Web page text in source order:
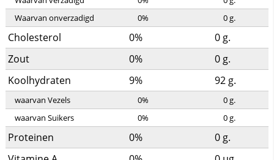
Waarvan onverzadigd
0% 0g.
Cholesterol 0% 0 g.
Zout
0% 0 g.
Koolhydraten
9% 92 g.
waarvan Vezels 0% 0g.
waarvan Suikers
0% 0g.
Proteinen 0% 0 g.